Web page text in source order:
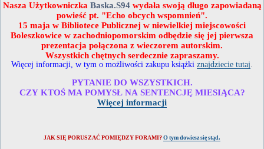
Nasza Użytkowniczka Baska.S94 wydała swoją długo zapowiadaną
powieść pt. "Echo obcych wspomnień".
15 maja w Bibliotece Publicznej w niewielkiej miejscowości
Boleszkowice w zachodniopomorskim odbędzie się jej pierwsza
prezentacja połączona z wieczorem autorskim.
Wszystkich chętnych serdecznie zapraszamy.
Więcej informacji, w tym o możliwości zakupu książki znajdziecie tutaj
PYTANIE DO WSZYSTKICH.
CZY KTOŚ MA POMYSŁ NA SENTENCJĘ MIESIĄCA?
Więcej informacji
JAK SIĘ PORUSZAĆ POMIĘDZY FORAMI? O tym dowiesz się stąd.